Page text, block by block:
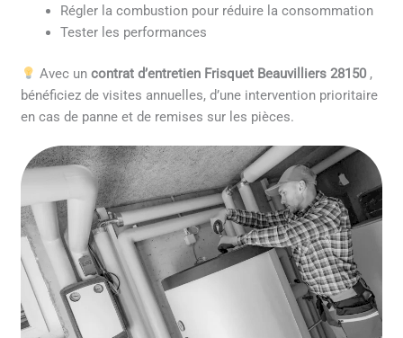
Régler la combustion pour réduire la consommation
Tester les performances
Avec un contrat d’entretien Frisquet Beauvilliers 28150 ,
bénéficiez de visites annuelles, d’une intervention prioritaire
en cas de panne et de remises sur les pièces.